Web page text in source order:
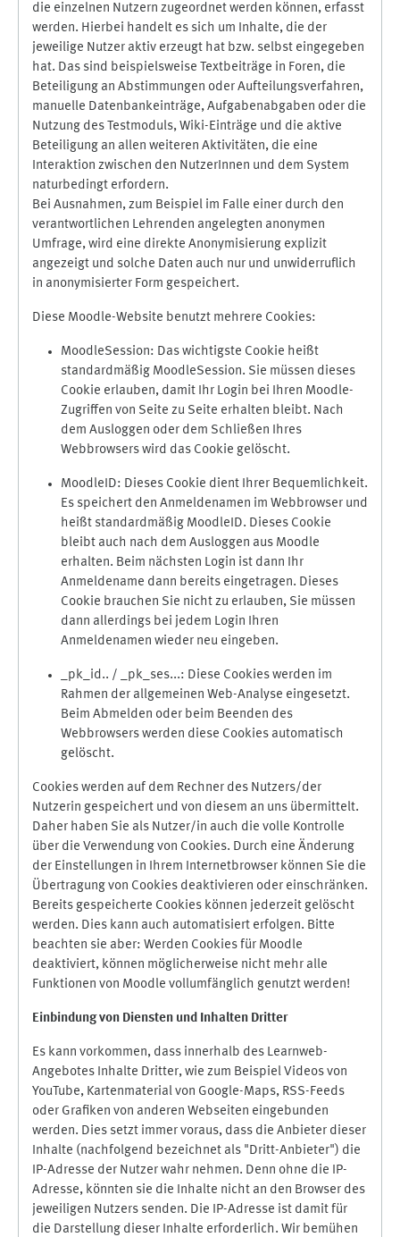
die einzelnen Nutzern zugeordnet werden können, erfasst
werden. Hierbei handelt es sich um Inhalte, die der
jeweilige Nutzer aktiv erzeugt hat bzw. selbst eingegeben
hat. Das sind beispielsweise Textbeiträge in Foren, die
Beteiligung an Abstimmungen oder Aufteilungsverfahren,
manuelle Datenbankeinträge, Aufgabenabgaben oder die
Nutzung des Testmoduls, Wiki-Einträge und die aktive
Beteiligung an allen weiteren Aktivitäten, die eine
Interaktion zwischen den NutzerInnen und dem System
naturbedingt erfordern.
Bei Ausnahmen, zum Beispiel im Falle einer durch den
verantwortlichen Lehrenden angelegten anonymen
Umfrage, wird eine direkte Anonymisierung explizit
angezeigt und solche Daten auch nur und unwiderruflich
in anonymisierter Form gespeichert.
Diese Moodle-Website benutzt mehrere Cookies:
MoodleSession: Das wichtigste Cookie heißt
standardmäßig MoodleSession. Sie müssen dieses
Cookie erlauben, damit Ihr Login bei Ihren Moodle-
Zugriffen von Seite zu Seite erhalten bleibt. Nach
dem Ausloggen oder dem Schließen Ihres
Webbrowsers wird das Cookie gelöscht.
MoodleID: Dieses Cookie dient Ihrer Bequemlichkeit.
Es speichert den Anmeldenamen im Webbrowser und
heißt standardmäßig MoodleID. Dieses Cookie
bleibt auch nach dem Ausloggen aus Moodle
erhalten. Beim nächsten Login ist dann Ihr
Anmeldename dann bereits eingetragen. Dieses
Cookie brauchen Sie nicht zu erlauben, Sie müssen
dann allerdings bei jedem Login Ihren
Anmeldenamen wieder neu eingeben.
_pk_id.. / _pk_ses...: Diese Cookies werden im
Rahmen der allgemeinen Web-Analyse eingesetzt.
Beim Abmelden oder beim Beenden des
Webbrowsers werden diese Cookies automatisch
gelöscht.
Cookies werden auf dem Rechner des Nutzers/der
Nutzerin gespeichert und von diesem an uns übermittelt.
Daher haben Sie als Nutzer/in auch die volle Kontrolle
über die Verwendung von Cookies. Durch eine Änderung
der Einstellungen in Ihrem Internetbrowser können Sie die
Übertragung von Cookies deaktivieren oder einschränken.
Bereits gespeicherte Cookies können jederzeit gelöscht
werden. Dies kann auch automatisiert erfolgen. Bitte
beachten sie aber: Werden Cookies für Moodle
deaktiviert, können möglicherweise nicht mehr alle
Funktionen von Moodle vollumfänglich genutzt werden!
Einbindung von Diensten und Inhalten Dritter
Es kann vorkommen, dass innerhalb des Learnweb-
Angebotes Inhalte Dritter, wie zum Beispiel Videos von
YouTube, Kartenmaterial von Google-Maps, RSS-Feeds
oder Grafiken von anderen Webseiten eingebunden
werden. Dies setzt immer voraus, dass die Anbieter dieser
Inhalte (nachfolgend bezeichnet als "Dritt-Anbieter") die
IP-Adresse der Nutzer wahr nehmen. Denn ohne die IP-
Adresse, könnten sie die Inhalte nicht an den Browser des
jeweiligen Nutzers senden. Die IP-Adresse ist damit für
die Darstellung dieser Inhalte erforderlich. Wir bemühen